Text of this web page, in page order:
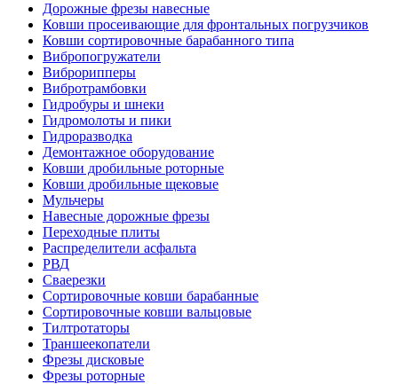
Дорожные фрезы навесные
Ковши просеивающие для фронтальных погрузчиков
Ковши сортировочные барабанного типа
Вибропогружатели
Виброрипперы
Вибротрамбовки
Гидробуры и шнеки
Гидромолоты и пики
Гидроразводка
Демонтажное оборудование
Ковши дробильные роторные
Ковши дробильные щековые
Мульчеры
Навесные дорожные фрезы
Переходные плиты
Распределители асфальта
РВД
Сваерезки
Сортировочные ковши барабанные
Сортировочные ковши вальцовые
Тилтротаторы
Траншеекопатели
Фрезы дисковые
Фрезы роторные